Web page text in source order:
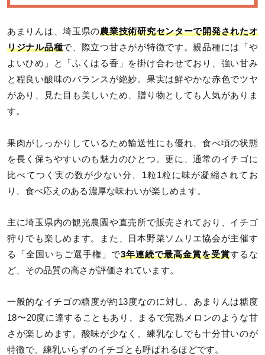
あまりんは、埼玉県の農業技術研究センターで開発されたオ
リジナル品種で、際立つ甘さがが特徴です。親品種には「や
よいひめ」と「ふくはる香」を掛け合わせており、強い甘み
と程良い酸味のバランスが絶妙。果実は鮮やかな赤色でツヤ
があり、見た目も美しいため、贈り物としても人気がありま
す。
果肉がしっかりしているため輸送性にも優れ、食べ頃の状態
を長く保ちやすいのも魅力のひとつ。更に、通常のイチゴに
比べてつく実の数が少ない分、1粒1粒に味が凝縮されてお
り、食べ応えのある濃厚な味わいが楽しめます。
主に埼玉県内の観光農園や直売所で販売されており、イチゴ
狩りでも楽しめます。また、日本野菜ソムリエ協会が主催す
る「全国いちご選手権」で3年連続で最高金賞を受賞するな
ど、その品質の高さが評価されています。
一般的なイチゴの糖度が約13度なのに対し、あまりんは糖度
18〜20度に達することもあり、まるで完熟メロンのような甘
さが楽しめます。酸味が少なく、練乳なしでも十分甘いのが
特徴で、練乳いらずのイチゴとも呼ばれるほどです。